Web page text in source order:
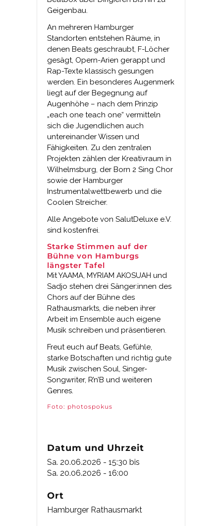
Geigenbau.
An mehreren Hamburger
Standorten entstehen Räume, in
denen Beats geschraubt, F-Löcher
gesägt, Opern-Arien gerappt und
Rap-Texte klassisch gesungen
werden. Ein besonderes Augenmerk
liegt auf der Begegnung auf
Augenhöhe – nach dem Prinzip
„each one teach one“ vermitteln
sich die Jugendlichen auch
untereinander Wissen und
Fähigkeiten. Zu den zentralen
Projekten zählen der Kreativraum in
Wilhelmsburg, der Born 2 Sing Chor
sowie der Hamburger
Instrumentalwettbewerb und die
Coolen Streicher.
Alle Angebote von SalutDeluxe e.V.
sind kostenfrei.
Starke Stimmen auf der
Bühne von Hamburgs
längster Tafel
Mit YAAMA, MYRIAM AKOSUAH und
Sadjo stehen drei Sänger:innen des
Chors auf der Bühne des
Rathausmarkts, die neben ihrer
Arbeit im Ensemble auch eigene
Musik schreiben und präsentieren.
Freut euch auf Beats, Gefühle,
starke Botschaften und richtig gute
Musik zwischen Soul, Singer-
Songwriter, R’n’B und weiteren
Genres.
Foto: photospokus
Datum und Uhrzeit
Sa. 20.06.2026 - 15:30 bis
Sa. 20.06.2026 - 16:00
Ort
Hamburger Rathausmarkt